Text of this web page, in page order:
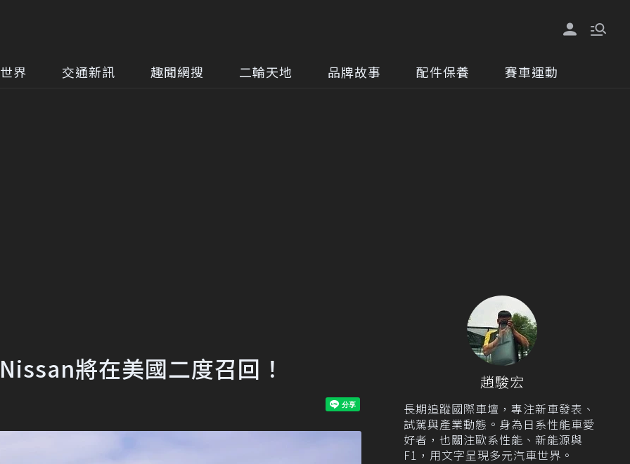
界 交通新訊 趣聞網搜 二輪天地 品牌故事 配件保養 賽車運動
將在美國二度召回！ 趙駿宏
長期追蹤國際車壇，專注新車發表、
試駕與產業動態。身為日系性能車愛
好者，也關注歐系性能、新能源與
F1，用文字呈現多元汽車世界。